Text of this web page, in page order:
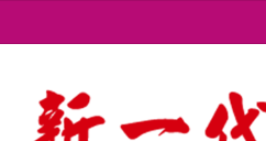
to